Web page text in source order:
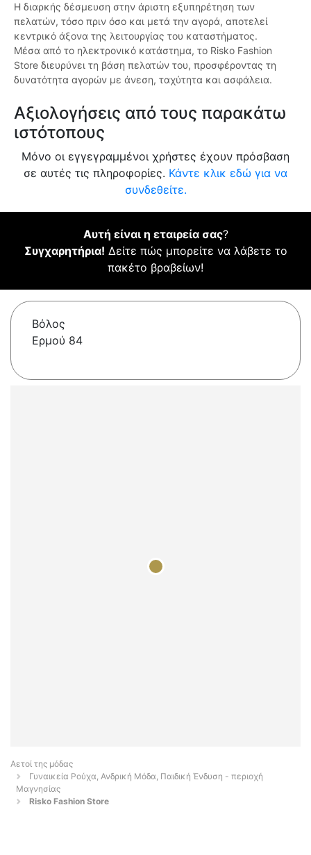
Η διαρκής δέσμευση στην άριστη εξυπηρέτηση των
πελατών, τόσο πριν όσο και μετά την αγορά, αποτελεί
κεντρικό άξονα της λειτουργίας του καταστήματος.
Μέσα από το ηλεκτρονικό κατάστημα, το Risko Fashion
Store διευρύνει τη βάση πελατών του, προσφέροντας τη
δυνατότητα αγορών με άνεση, ταχύτητα και ασφάλεια.
Αξιολογήσεις από τους παρακάτω
ιστότοπους
Μόνο οι εγγεγραμμένοι χρήστες έχουν πρόσβαση
σε αυτές τις πληροφορίες. Κάντε κλικ εδώ για να
συνδεθείτε.
Αυτή είναι η εταιρεία σας?
Συγχαρητήρια! Δείτε πώς μπορείτε να λάβετε το
πακέτο βραβείων!
Βόλος
Ερμού 84
Αετοί της μόδας
Γυναικεία Ρούχα, Ανδρική Μόδα, Παιδική Ένδυση - περιοχή
Μαγνησίας
Risko Fashion Store